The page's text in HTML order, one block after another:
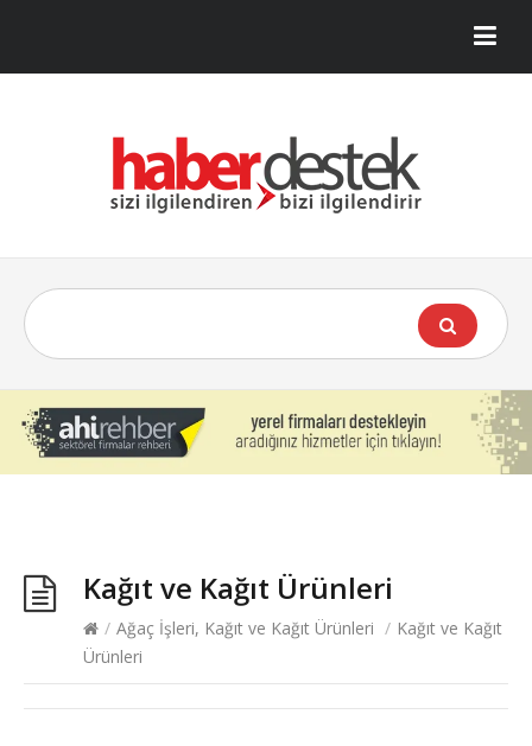
Kağıt ve Kağıt Ürünleri
/ Ağaç İşleri, Kağıt ve Kağıt Ürünleri / Kağıt ve Kağıt
Ürünleri